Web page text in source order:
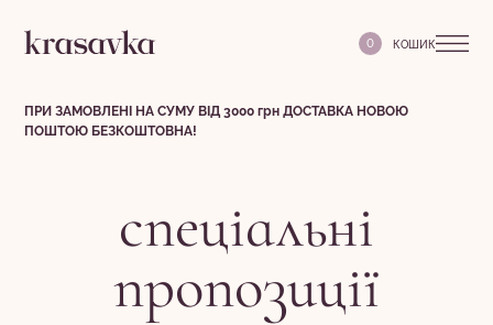
0
ПРИ ЗАМОВЛЕНІ НА СУМУ ВІД 3000 грн ДОСТАВКА НОВОЮ
ПОШТОЮ БЕЗКОШТОВНА!
спеціальні
пропозиції